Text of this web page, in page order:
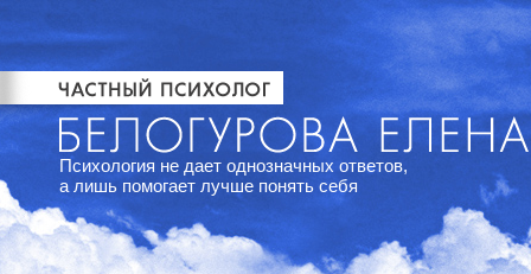
Психология не дает однозначных ответов,
а лишь помогает лучше понять себя